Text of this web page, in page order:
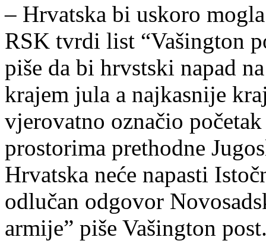
– Hrvatska bi uskoro
RSK tvrdi list “Vašington
piše da bi hrvstski napad
krajem jula a najkasnije
vjerovatno označio
prostorima prethodne
Hrvatska neće napasti
odlučan odgovor
armije” piše Vašington